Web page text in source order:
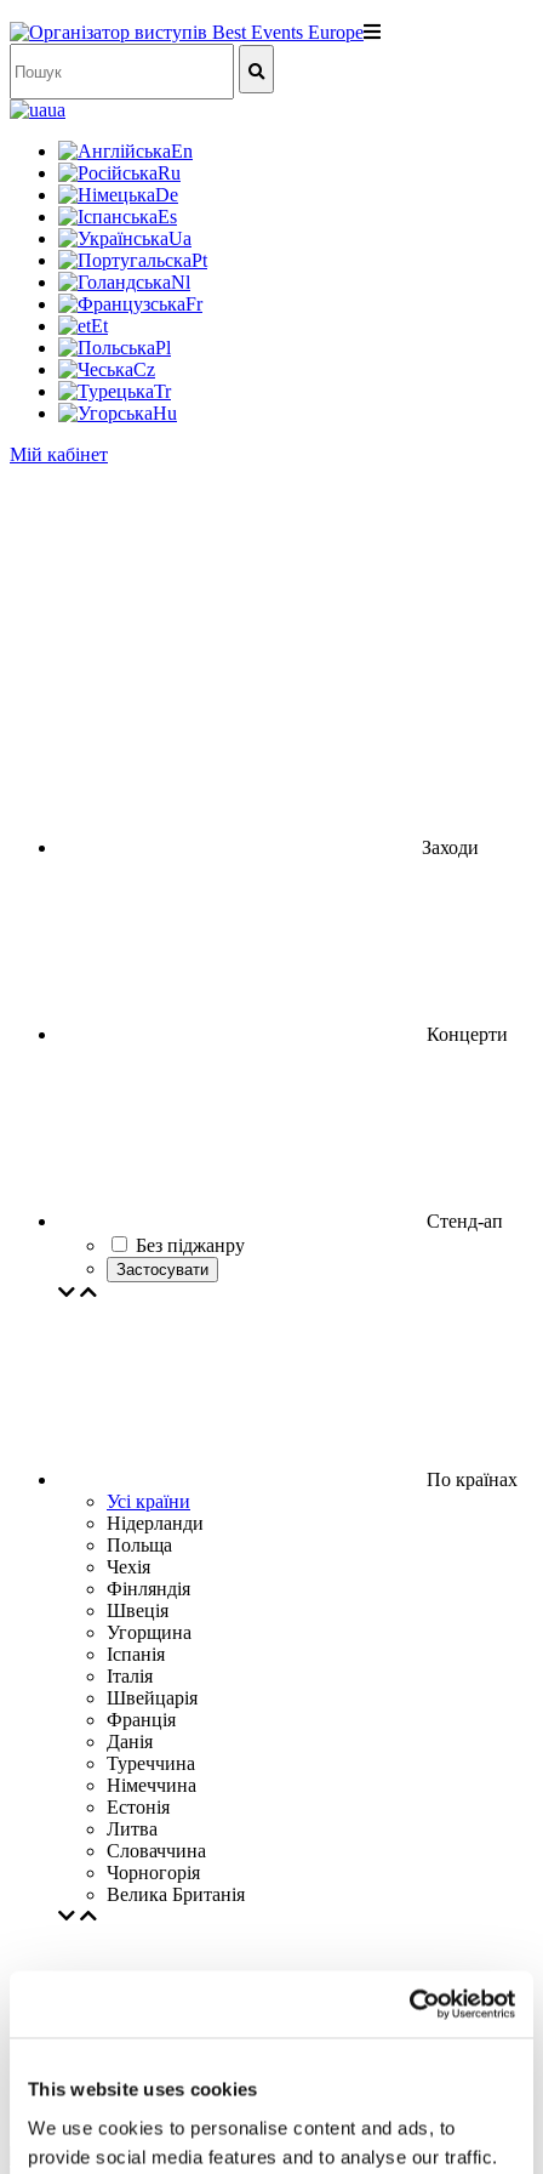
This website uses cookies
We use cookies to personalise content and ads, to
provide social media features and to analyse our traffic.
ua
En
Ru
De
Es
Ua
Pt
Nl
Fr
Et
Pl
Cz
Tr
Hu
Мій кабінет
Заходи
Концерти
Стенд-ап
Без піджанру
Застосувати
По країнах
Усі країни
Нідерланди
Польща
Чехія
Фінляндія
Швеція
Угорщина
Іспанія
Італія
Швейцарія
Франція
Данія
Туреччина
Німеччина
Естонія
Литва
Словаччина
Чорногорія
Велика Британія